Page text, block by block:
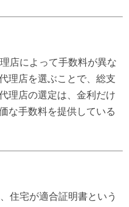
店によって手数料が異な
理店を選ぶことで、総支
理店の選定は、金利だけ
な手数料を提供している
住宅が適合証明書という